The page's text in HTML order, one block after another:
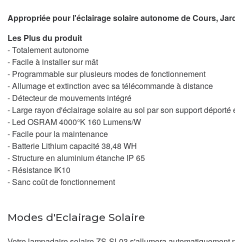
Appropriée pour l'éclairage solaire autonome de Cours,
Les Plus du produit
- Totalement autonome
- Facile à installer sur mât
- Programmable sur plusieurs modes de fonctionnement
- Allumage et extinction avec sa télécommande à distance
- Détecteur de mouvements intégré
- Large rayon d'éclairage solaire au sol par son support déporté
- Led OSRAM 4000°K 160 Lumens/W
- Facile pour la maintenance
- Batterie Lithium capacité 38,48 WH
- Structure en aluminium étanche IP 65
- Résistance IK10
- Sanc coût de fonctionnement
Modes d'Eclairage Solaire